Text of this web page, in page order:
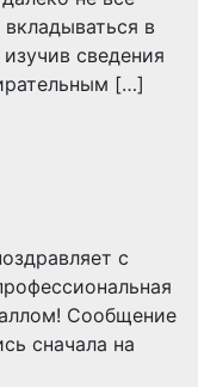
в
сведения
[…]
с
Сообщение
сначала на